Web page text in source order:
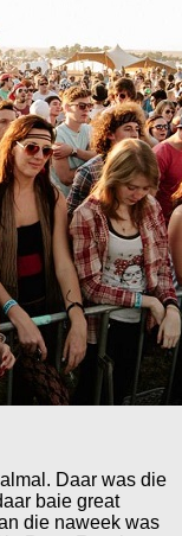
Daar was die
baie great
die naweek was